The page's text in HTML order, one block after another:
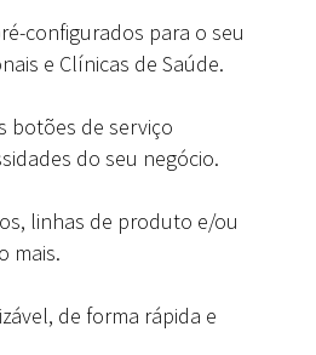
configurados para o seu
e Clínicas de Saúde.
botões de serviço
do seu negócio.
linhas de produto e/ou
mais.
de forma rápida e